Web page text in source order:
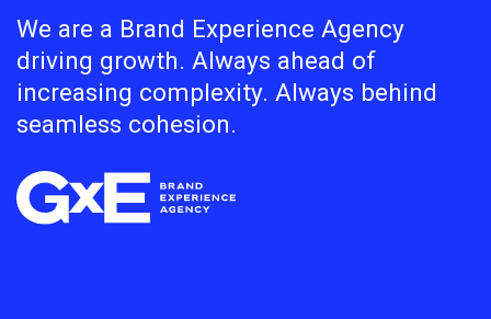
We are a Brand Experience Agency
driving growth. Always ahead of
increasing complexity. Always behind
seamless cohesion.